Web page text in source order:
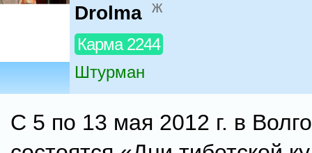
Drolma ж
Карма 2244
Штурман
С 5 по 13 мая 2012 г. в